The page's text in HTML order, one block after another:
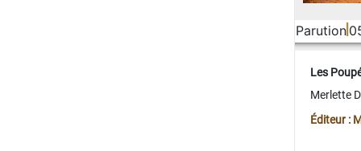
Parution
Les
Merlette
Éditeur :